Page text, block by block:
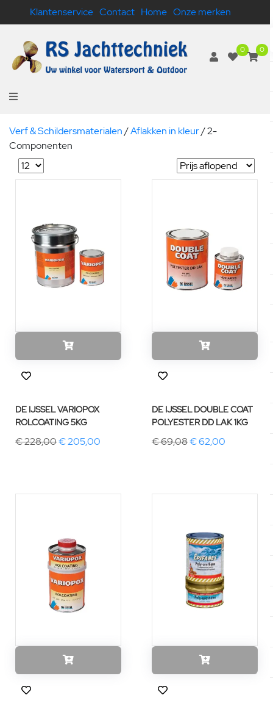
Klantenservice Contact Home Onze merken
0 0
Verf & Schildersmaterialen/Aflakken in kleur/2-
Componenten
DE IJSSEL VARIOPOX
ROLCOATING 5KG
€ 228,00€ 205,00
DE IJSSEL DOUBLE COAT
POLYESTER DD LAK 1KG
€ 69,08€ 62,00